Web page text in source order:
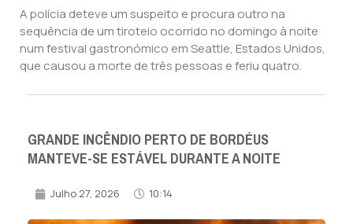
A polícia deteve um suspeito e procura outro na
sequência de um tiroteio ocorrido no domingo à noite
num festival gastronómico em Seattle, Estados Unidos,
que causou a morte de três pessoas e feriu quatro.
GRANDE INCÊNDIO PERTO DE BORDÉUS
MANTEVE-SE ESTÁVEL DURANTE A NOITE
Julho 27, 2026 10:14